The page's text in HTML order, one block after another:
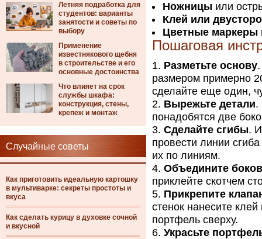
Летняя подработка для
студентов: варианты
занятости и советы по
выбору
Применение
известнякового щебня
в строительстве и его
основные достоинства
Что влияет на срок
службы шкафа:
конструкция, стены,
крепеж и монтаж
Случайные советы
Как приготовить идеальную картошку
в мультиварке: секреты простоты и
вкуса
Как сделать курицу в духовке сочной
и вкусной
Ножницы или
Клей или
Цветные
Пошаговая
Разметьте основу
размером примерно
сделайте еще один,
Вырежьте детали.
понадобятся две
Сделайте сгибы.
провести линии
их по линиям.
Объедините
приклейте скотчем
Прикрепите
стенок нанесите
портфель сверху.
Украсьте